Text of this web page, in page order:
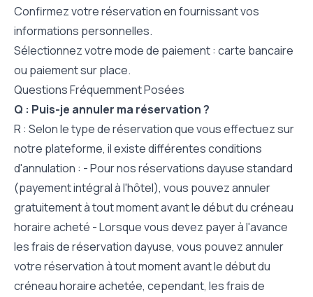
Confirmez votre réservation en fournissant vos
informations personnelles.
Sélectionnez votre mode de paiement : carte bancaire
ou paiement sur place.
Questions Fréquemment Posées
Q : Puis-je annuler ma réservation ?
R : Selon le type de réservation que vous effectuez sur
notre plateforme, il existe différentes conditions
d'annulation : - Pour nos réservations dayuse standard
(payement intégral à l'hôtel), vous pouvez annuler
gratuitement à tout moment avant le début du créneau
horaire acheté - Lorsque vous devez payer à l'avance
les frais de réservation dayuse, vous pouvez annuler
votre réservation à tout moment avant le début du
créneau horaire achetée, cependant, les frais de